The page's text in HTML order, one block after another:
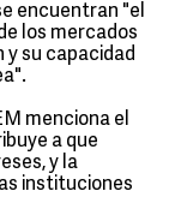
encuentran "el
los mercados
su capacidad
menciona el
a que
y la
instituciones